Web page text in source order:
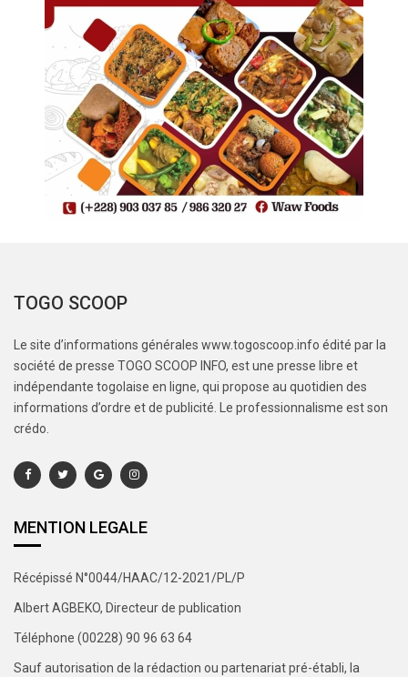
TOGO SCOOP
Le site d’informations générales www.togoscoop.info édité par la
société de presse TOGO SCOOP INFO, est une presse libre et
indépendante togolaise en ligne, qui propose au quotidien des
informations d’ordre et de publicité. Le professionnalisme est son
crédo.
MENTION LEGALE
Récépissé N°0044/HAAC/12-2021/PL/P
Albert AGBEKO, Directeur de publication
Téléphone (00228) 90 96 63 64
Sauf autorisation de la rédaction ou partenariat pré-établi, la